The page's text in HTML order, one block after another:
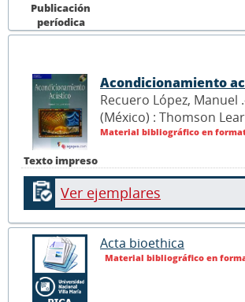
Publicación
períodica
Texto impreso
Acondicionamiento
Recuero López, Manuel
(México) : Thomson
Material bibliográfico en
Ver ejemplares
Acta bioethica
Material bibliográfico en